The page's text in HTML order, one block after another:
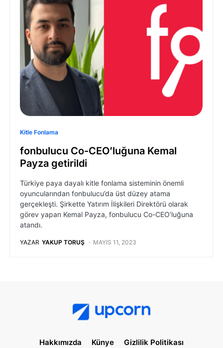
Kitle Fonlama
fonbulucu Co-CEO’luğuna Kemal
Payza getirildi
Türkiye paya dayalı kitle fonlama sisteminin önemli
oyuncularından fonbulucu’da üst düzey atama
gerçekleşti. Şirkette Yatırım İlişkileri Direktörü olarak
görev yapan Kemal Payza, fonbulucu Co-CEO’luğuna
atandı.
YAZAR YAKUP TORUŞ MAYIS 11, 2023
Hakkımızda Künye Gizlilik Politikası